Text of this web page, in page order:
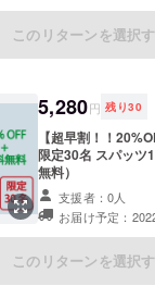
このリターンを選択
5,280円 残り30
【超早割！！
限定30名 スパッツ
無料）
支援者：0人
お届け予定：
このリターンを選択